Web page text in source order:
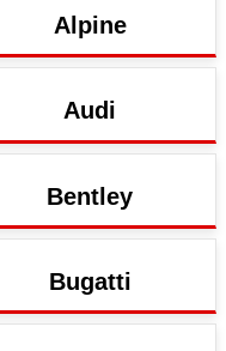
Alpine
Audi
Bentley
Bugatti